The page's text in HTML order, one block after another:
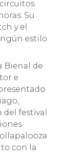
Su
y el
estilo
Bienal de
e
festival
con la